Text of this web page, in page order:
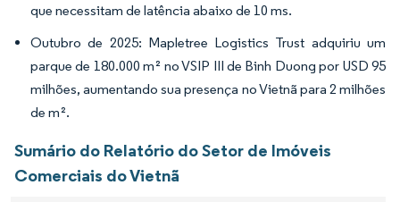
que necessitam de latência abaixo de 10 ms.
Outubro de 2025: Mapletree Logistics Trust adquiriu um
parque de 180.000 m² no VSIP III de Binh Duong por USD 95
milhões, aumentando sua presença no Vietnã para 2 milhões
de m².
Sumário do Relatório do Setor de Imóveis
Comerciais do Vietnã